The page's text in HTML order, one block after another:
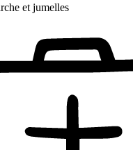
et jumelles